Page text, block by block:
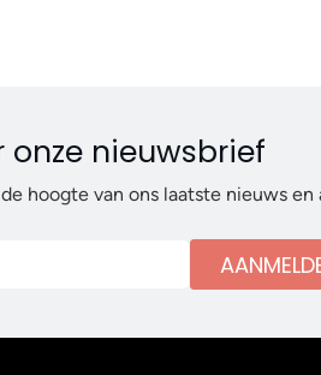
onze nieuwsbrief
hoogte van ons laatste nieuws en